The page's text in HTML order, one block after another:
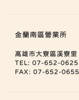
金蘭南區營業所
高雄市大寮區溪寮
TEL: 07-652-0625
FAX: 07-652-0655